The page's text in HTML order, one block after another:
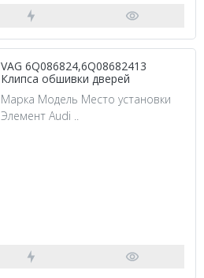
VAG 6Q086824,6Q08682413
Клипса обшивки дверей
Марка Модель Место установки
Элемент Audi ..